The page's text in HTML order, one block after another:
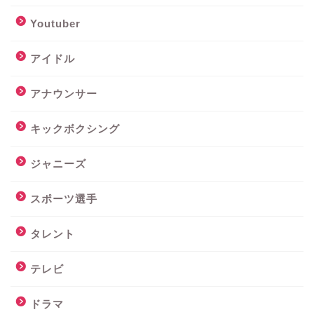
Youtuber
アイドル
アナウンサー
キックボクシング
ジャニーズ
スポーツ選手
タレント
テレビ
ドラマ